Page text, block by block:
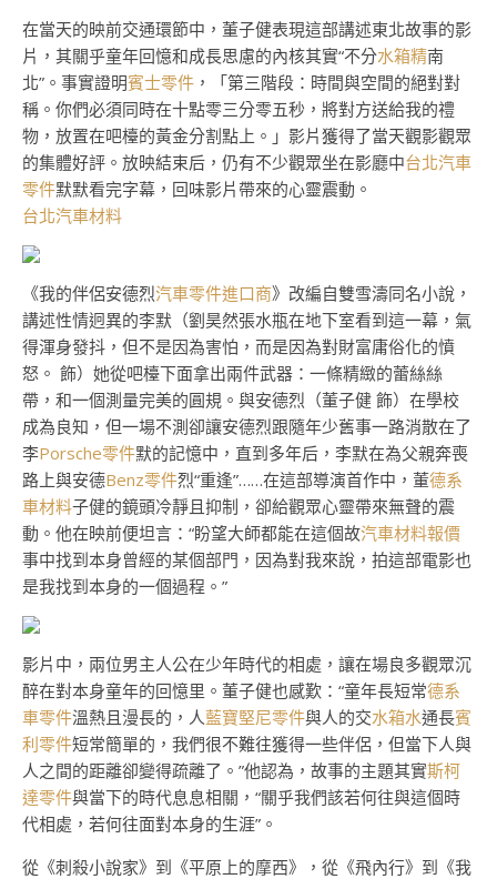
在當天的映前交通環節中，董子健表現這部講述東北故事的影
片，其關乎童年回憶和成長思慮的內核其實“不分水箱精南
北”。事實證明賓士零件 ，「第三階段：時間與空間的絕對對
稱。你們必須同時在十點零三分零五秒，將對方送給我的禮
物，放置在吧檯的黃金分割點上。」影片獲得了當天觀影觀眾
的集體好評。放映結束后，仍有不少觀眾坐在影廳中台北汽車
零件默默看完字幕，回味影片帶來的心靈震動。
台北汽車材料
《我的伴侶安德烈汽車零件進口商》改編自雙雪濤同名小說，
講述性情迥異的李默（劉昊然張水瓶在地下室看到這一幕，氣
得渾身發抖，但不是因為害怕，而是因為對財富庸俗化的憤
怒。 飾）她從吧檯下面拿出兩件武器：一條精緻的蕾絲絲
帶，和一個測量完美的圓規。與安德烈（董子健 飾）在學校
成為良知，但一場不測卻讓安德烈跟隨年少舊事一路消散在了
李Porsche零件默的記憶中，直到多年后，李默在為父親奔喪
路上與安德Benz零件烈“重逢”……在這部導演首作中，董德系
車材料子健的鏡頭冷靜且抑制，卻給觀眾心靈帶來無聲的震
動。他在映前便坦言：“盼望大師都能在這個故汽車材料報價
事中找到本身曾經的某個部門，因為對我來說，拍這部電影也
是我找到本身的一個過程。”
影片中，兩位男主人公在少年時代的相處，讓在場良多觀眾沉
醉在對本身童年的回憶里。董子健也感歎：“童年長短常德系
車零件溫熱且漫長的，人藍寶堅尼零件與人的交水箱水通長賓
利零件短常簡單的，我們很不難往獲得一些伴侶，但當下人與
人之間的距離卻變得疏離了。”他認為，故事的主題其實斯柯
達零件與當下的時代息息相關，“關乎我們該若何往與這個時
代相處，若何往面對本身的生涯”。
從《刺殺小說家》到《平原上的摩西》，從《飛內行》到《我